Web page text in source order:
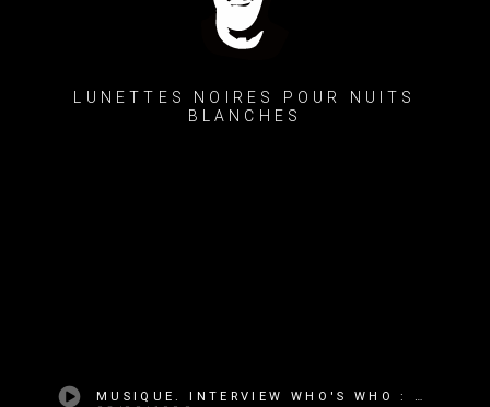
LUNETTES NOIRES POUR NUITS
BLANCHES
MUSIQUE. INTERVIEW WHO'S WHO : PHIL RAMONE